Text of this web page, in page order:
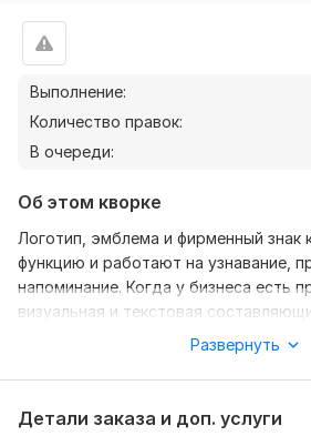
Выполнение:
Количество правок:
В очереди:
Об этом кворке
Логотип, эмблема и фирменный знак
функцию и работают на узнавание,
напоминание. Когда у бизнеса есть
визуальная и текстовая
поднимается и продажи растут.
описание вашего видения и данные о
Развернуть
Детали заказа и доп. услуги